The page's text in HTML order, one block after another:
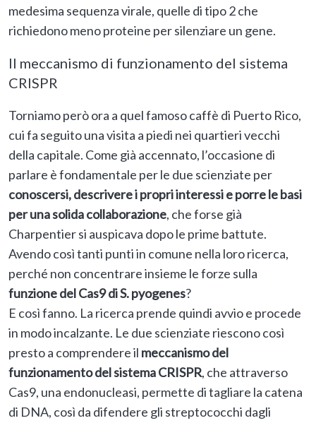
medesima sequenza virale, quelle di tipo 2 che
richiedono meno proteine per silenziare un gene.
Il meccanismo di funzionamento del sistema
CRISPR
Torniamo però ora a quel famoso caffè di Puerto Rico,
cui fa seguito una visita a piedi nei quartieri vecchi
della capitale. Come già accennato, l’occasione di
parlare è fondamentale per le due scienziate per
conoscersi, descrivere i propri interessi e porre le basi
per una solida collaborazione, che forse già
Charpentier si auspicava dopo le prime battute.
Avendo così tanti punti in comune nella loro ricerca,
perché non concentrare insieme le forze sulla
funzione del Cas9 di S. pyogenes?
E così fanno. La ricerca prende quindi avvio e procede
in modo incalzante. Le due scienziate riescono così
presto a comprendere il meccanismo del
funzionamento del sistema CRISPR, che attraverso
Cas9, una endonucleasi, permette di tagliare la catena
di DNA, così da difendere gli streptococchi dagli